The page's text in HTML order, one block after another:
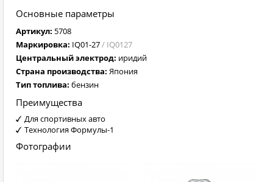
Основные параметры
Артикул: 5708
Маркировка: IQ01-27/ IQ0127
Центральный электрод: иридий
Страна производства: Япония
Тип топлива: бензин
Преимущества
Для спортивных авто
Технология Формулы-1
Фотографии